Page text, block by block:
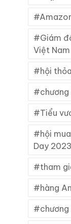
Giám
Việt Nam
hội
Tiểu
hội
Day 2023
tham
hàng